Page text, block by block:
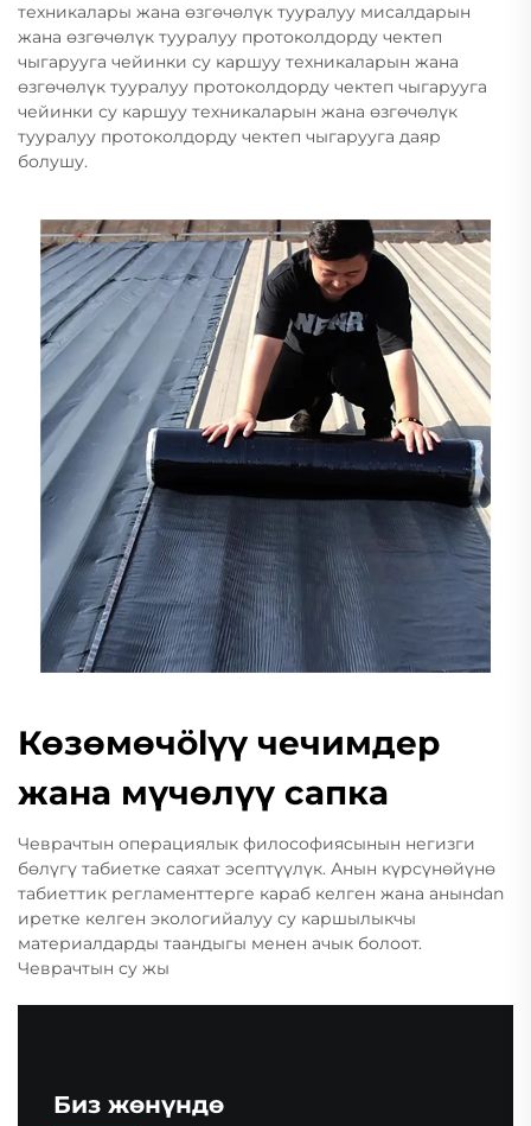
техникалары жана өзгөчөлүк тууралуу мисалдарын
жана өзгөчөлүк тууралуу протоколдорду чектеп
чыгарууга чейинки су каршуу техникаларын жана
өзгөчөлүк тууралуу протоколдорду чектеп чыгарууга
чейинки су каршуу техникаларын жана өзгөчөлүк
тууралуу протоколдорду чектеп чыгарууга даяр
болушу.
Көзөмөчölүү чечимдер
жана мүчөлүү сапка
Чеврачтын операциялык философиясынын негизги
бөлүгү табиетке саяхат эсептүүлүк. Анын күрсүнөйүнө
табиеттик регламенттерге караб келген жана анынdan
иретке келген экологийалуу су каршылыкчы
материалдарды таандыгы менен ачык болоот.
Чеврачтын су жы
Биз жөнүндө